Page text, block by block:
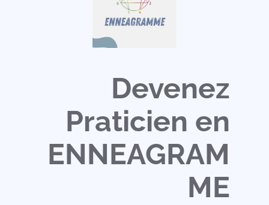
Devenez
Praticien en
ENNEAGRAM
ME